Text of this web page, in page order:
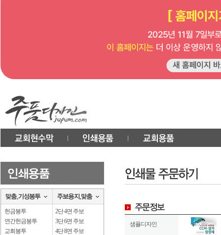
헌금봉투
연간헌금봉투
교회봉투
2단 4면 주보
3단 6면 주보
4단 8면 주보
샘플디자인